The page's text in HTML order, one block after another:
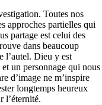
Toutes nos
approches partielles qui
partage est celui des
dans beaucoup
l’autel. Dieu y est
un personnage qui nous
d’image ne m’inspire
longtemps heureux
l’éternité.